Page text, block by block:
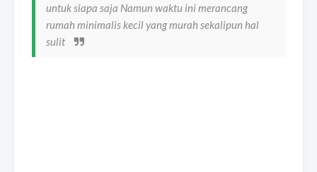
untuk siapa saja Namun waktu ini merancang
rumah minimalis kecil yang murah sekalipun hal
sulit